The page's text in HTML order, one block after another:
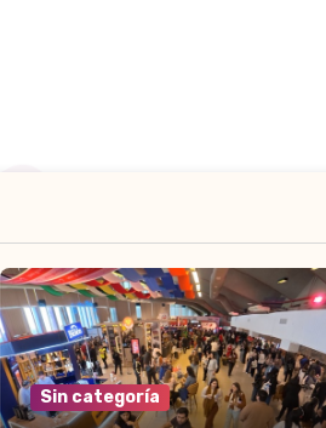
Sin categoría